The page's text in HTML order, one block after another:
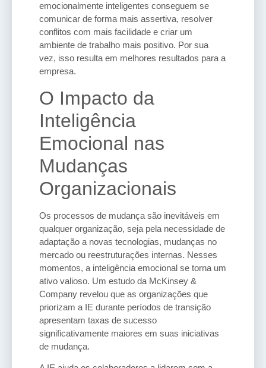
emocionalmente inteligentes conseguem se
comunicar de forma mais assertiva, resolver
conflitos com mais facilidade e criar um
ambiente de trabalho mais positivo. Por sua
vez, isso resulta em melhores resultados para a
empresa.
O Impacto da
Inteligência
Emocional nas
Mudanças
Organizacionais
Os processos de mudança são inevitáveis em
qualquer organização, seja pela necessidade de
adaptação a novas tecnologias, mudanças no
mercado ou reestruturações internas. Nesses
momentos, a inteligência emocional se torna um
ativo valioso. Um estudo da McKinsey &
Company revelou que as organizações que
priorizam a IE durante períodos de transição
apresentam taxas de sucesso
significativamente maiores em suas iniciativas
de mudança.